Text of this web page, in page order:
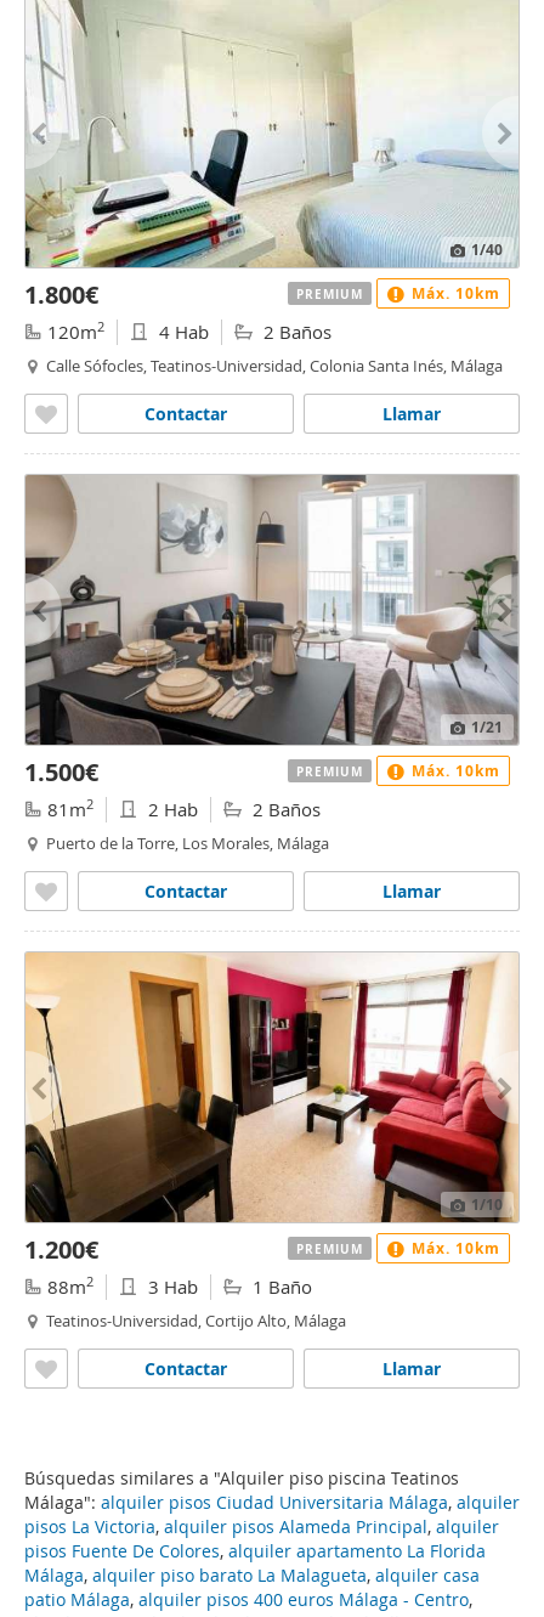
Búsquedas similares a "Alquiler piso piscina Teatinos
Málaga": alquiler pisos Ciudad Universitaria Málaga, alquiler
pisos La Victoria, alquiler pisos Alameda Principal, alquiler
pisos Fuente De Colores, alquiler apartamento La Florida
Málaga, alquiler piso barato La Malagueta, alquiler casa
patio Málaga, alquiler pisos 400 euros Málaga - Centro,
1/40
1.800€
120m2 4 Hab 2 Baños
Calle Sófocles, Teatinos-Universidad, Colonia Santa Inés, Málaga
Llamar
Contactar
PREMIUM Máx. 10km
1/21
1.500€
81m2 2 Hab 2 Baños
Puerto de la Torre, Los Morales, Málaga
Llamar
Contactar
PREMIUM Máx. 10km
1/10
1.200€
88m2 3 Hab 1 Baño
Teatinos-Universidad, Cortijo Alto, Málaga
Llamar
Contactar
PREMIUM Máx. 10km